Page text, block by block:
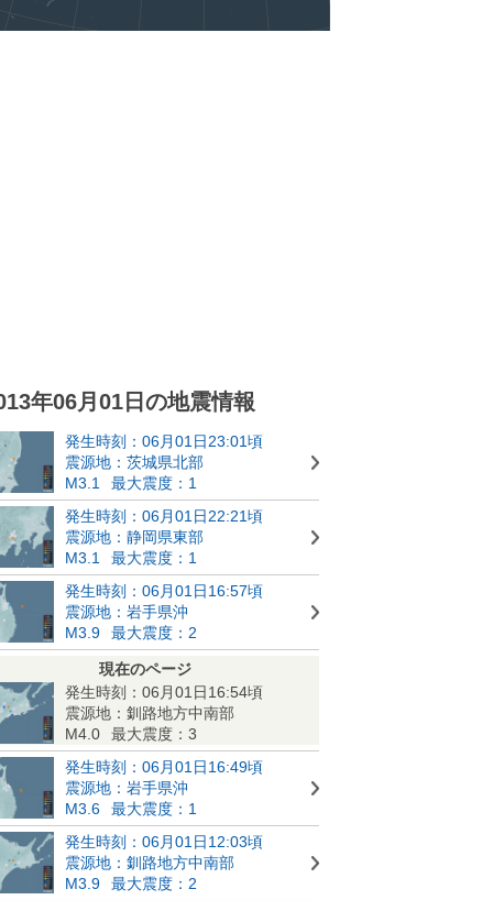
年06月01日の地震情報
発生時刻：06月01日23:01頃
震源地：茨城県北部
M3.1
最大震度：1
発生時刻：06月01日22:21頃
震源地：静岡県東部
M3.1
最大震度：1
発生時刻：06月01日16:57頃
震源地：岩手県沖
M3.9
最大震度：2
現在のページ
発生時刻：06月01日16:54頃
震源地：釧路地方中南部
M4.0
最大震度：3
発生時刻：06月01日16:49頃
震源地：岩手県沖
M3.6
最大震度：1
発生時刻：06月01日12:03頃
震源地：釧路地方中南部
M3.9
最大震度：2